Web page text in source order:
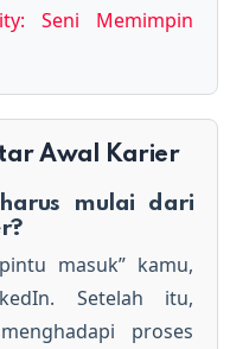
Seni Memimpin
Awal Karier
mulai dari
masuk” kamu,
Setelah itu,
proses